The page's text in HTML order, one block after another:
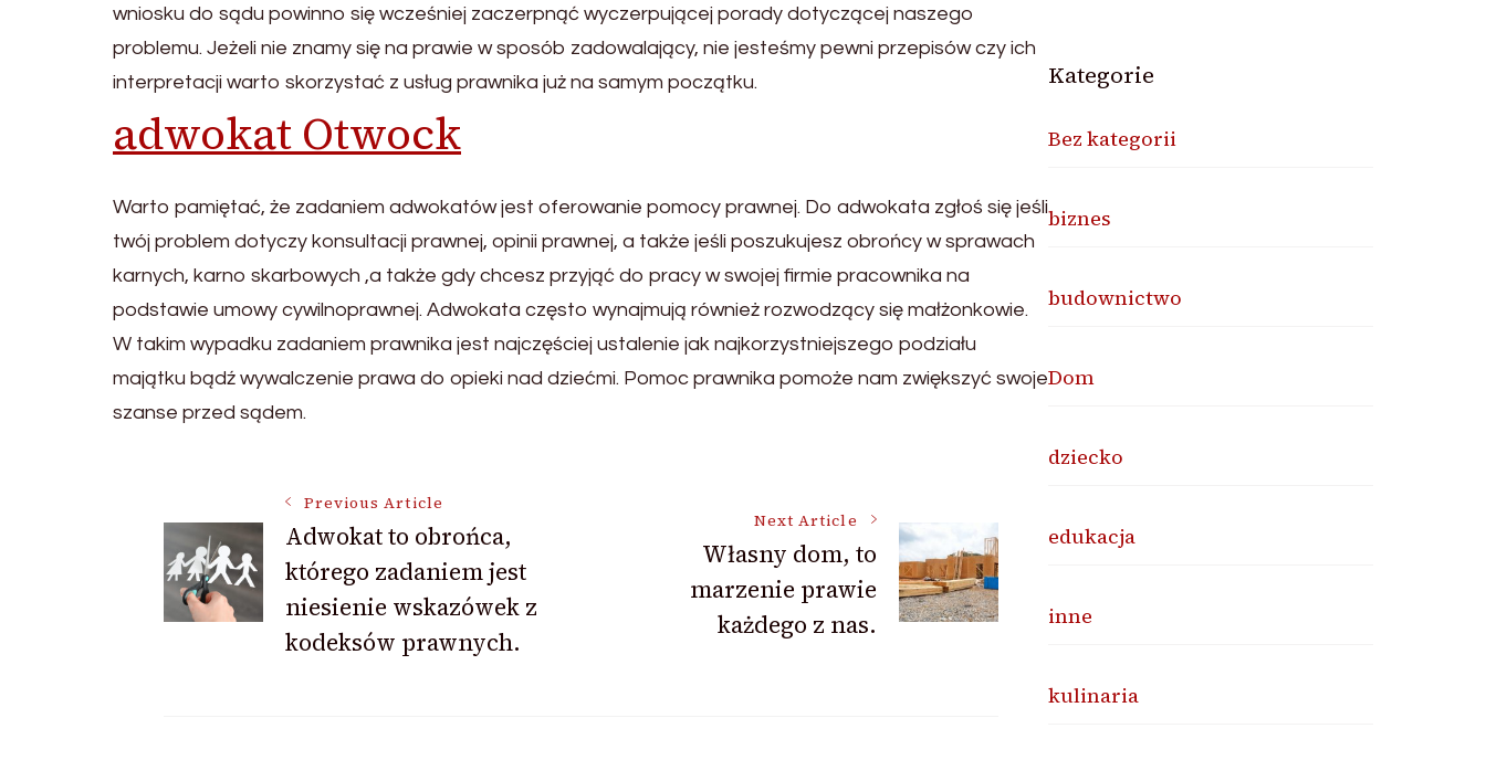
wniosku do sądu powinno się wcześniej zaczerpnąć wyczerpującej porady dotyczącej naszego
problemu. Jeżeli nie znamy się na prawie w sposób zadowalający, nie jesteśmy pewni przepisów czy ich
interpretacji warto skorzystać z usług prawnika już na samym początku.
adwokat Otwock
Warto pamiętać, że zadaniem adwokatów jest oferowanie pomocy prawnej. Do adwokata zgłoś się jeśli
twój problem dotyczy konsultacji prawnej, opinii prawnej, a także jeśli poszukujesz obrońcy w sprawach
karnych, karno skarbowych ,a także gdy chcesz przyjąć do pracy w swojej firmie pracownika na
podstawie umowy cywilnoprawnej. Adwokata często wynajmują również rozwodzący się małżonkowie.
W takim wypadku zadaniem prawnika jest najczęściej ustalenie jak najkorzystniejszego podziału
majątku bądź wywalczenie prawa do opieki nad dziećmi. Pomoc prawnika pomoże nam zwiększyć swoje
szanse przed sądem.
Post
Navigation
Previous Article
Adwokat to obrońca,
którego zadaniem jest
niesienie wskazówek z
kodeksów prawnych.
Next Article
Własny dom, to
marzenie prawie
każdego z nas.
Kategorie
Bez kategorii
biznes
budownictwo
Dom
dziecko
edukacja
inne
kulinaria